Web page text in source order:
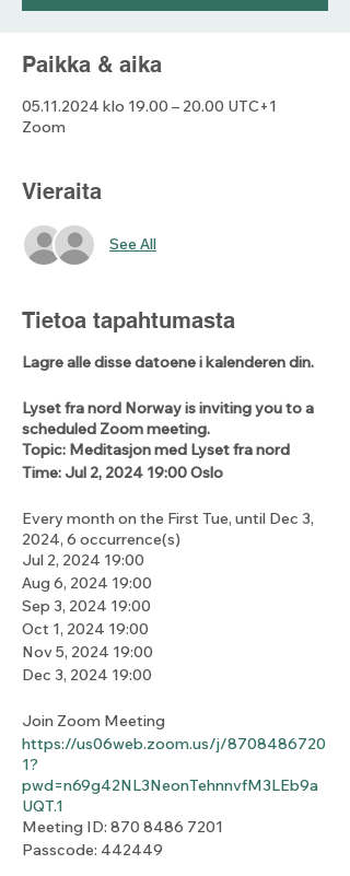
Paikka & aika
05.11.2024 klo 19.00 – 20.00 UTC+1
Zoom
Vieraita
See All
Tietoa tapahtumasta
Lagre alle disse datoene i kalenderen din.
Lyset fra nord Norway is inviting you to a
scheduled Zoom meeting.
Topic: Meditasjon med Lyset fra nord
Time: Jul 2, 2024 19:00 Oslo
Every month on the First Tue, until Dec 3,
2024, 6 occurrence(s)
Jul 2, 2024 19:00
Aug 6, 2024 19:00
Sep 3, 2024 19:00
Oct 1, 2024 19:00
Nov 5, 2024 19:00
Dec 3, 2024 19:00
Join Zoom Meeting
https://us06web.zoom.us/j/8708486720
1?
pwd=n69g42NL3NeonTehnnvfM3LEb9a
UQT.1
Meeting ID: 870 8486 7201
Passcode: 442449